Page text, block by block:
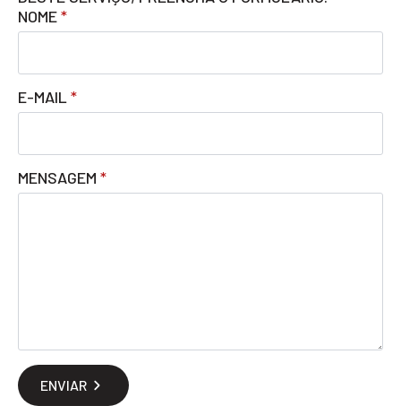
NOME*
E-MAIL *
MENSAGEM *
ENVIAR